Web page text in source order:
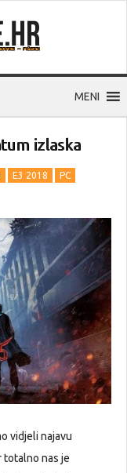
MENI
izlaska
E3 2018
PC
vidjeli najavu
totalno nas je